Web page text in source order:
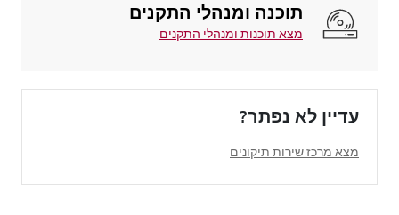
תוכנה ומנהלי התקנים
מצא תוכנות ומנהלי התקנים
עדיין לא נפתר?
מצא מרכז שירות תיקונים